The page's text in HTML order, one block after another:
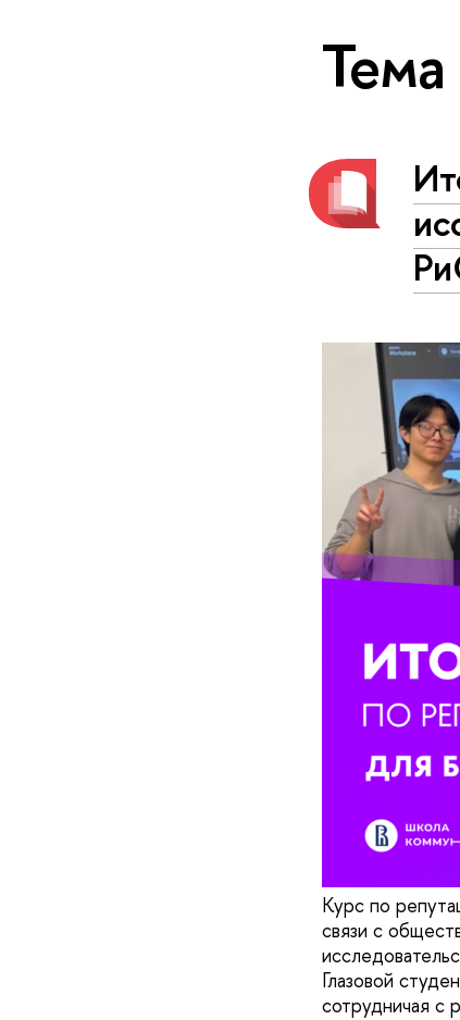
Курс по
связи с
Глазовой
сотрудничая с